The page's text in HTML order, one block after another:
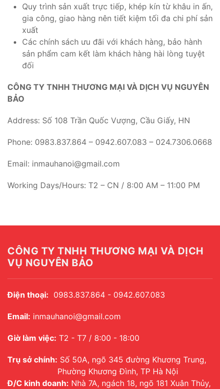
Quy trình sản xuất trực tiếp, khép kín từ khâu in ấn,
gia công, giao hàng nên tiết kiệm tối đa chi phí sản
xuất
Các chính sách ưu đãi với khách hàng, bảo hành
sản phẩm cam kết làm khách hàng hài lòng tuyệt
đối
CÔNG TY TNHH THƯƠNG MẠI VÀ DỊCH VỤ NGUYÊN
BẢO
Address: Số 108 Trần Quốc Vượng, Cầu Giấy, HN
Phone: 0983.837.864 – 0942.607.083 – 024.7306.0668
Email: inmauhanoi@gmail.com
Working Days/Hours: T2 – CN / 8:00 AM – 11:00 PM
CÔNG TY TNHH THƯƠNG MẠI VÀ DỊCH
VỤ NGUYÊN BẢO
Điện thoại: 0983.837.864 - 0942.607.083
Email: inmauhanoi@gmail.com
Giờ làm việc: T2 - T7 / 8:00 - 18:00
Trụ sở chính: Số 50A, ngõ 345 đường Khương Trung,
Phường Khương Đình, TP Hà Nội
Đ/C kinh doanh: Nhà 7A, ngách 18, ngõ 181 Xuân Thủy,